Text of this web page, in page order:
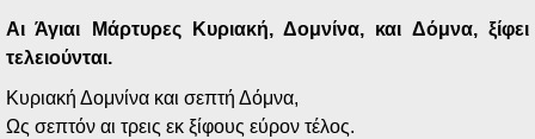
Αι Άγιαι Μάρτυρες Κυριακή, Δομνίνα, και Δόμνα, ξίφει
τελειούνται.
Κυριακή Δομνίνα και σεπτή Δόμνα,
Ως σεπτόν αι τρεις εκ ξίφους εύρον τέλος.